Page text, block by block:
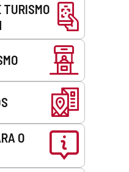
TURISMO
O